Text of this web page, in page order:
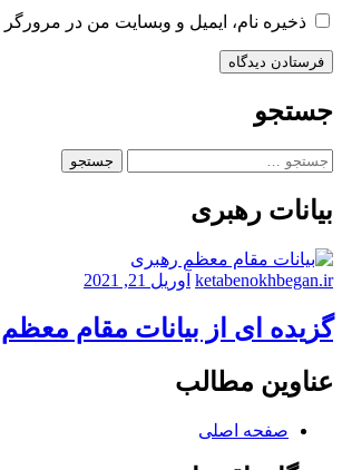
ذخیره نام، ایمیل و وبسایت من در
جستجو
جستجو
بیانات رهبری
ketabenokhbegan.ir آوریل 21, 2021
گزیده ای از بیانات مقام
عناوین مطالب
صفحه اصلی